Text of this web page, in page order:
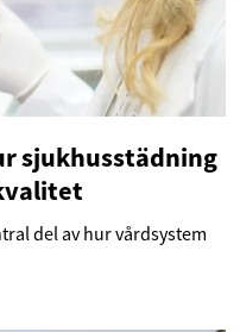
sjukhusstädning
del av hur vårdsystem